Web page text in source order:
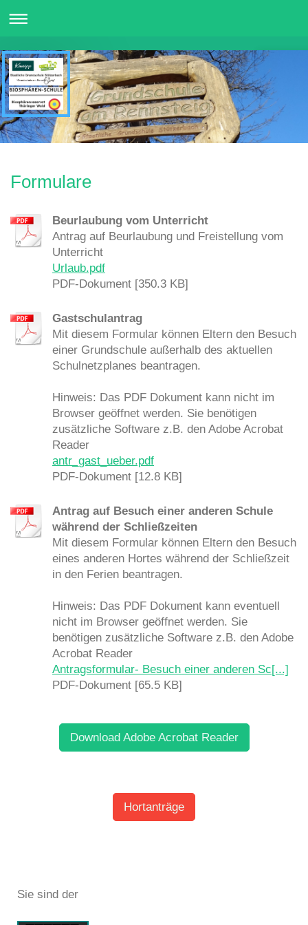
Formulare
Beurlaubung vom Unterricht
Antrag auf Beurlaubung und Freistellung vom
Unterricht
Urlaub.pdf
PDF-Dokument [350.3 KB]
Gastschulantrag
Mit diesem Formular können Eltern den Besuch
einer Grundschule außerhalb des aktuellen
Schulnetzplanes beantragen.
Hinweis: Das PDF Dokument kann nicht im
Browser geöffnet werden. Sie benötigen
zusätzliche Software z.B. den Adobe Acrobat
Reader
antr_gast_ueber.pdf
PDF-Dokument [12.8 KB]
Antrag auf Besuch einer anderen Schule
während der Schließzeiten
Mit diesem Formular können Eltern den Besuch
eines anderen Hortes während der Schließzeit
in den Ferien beantragen.
Hinweis: Das PDF Dokument kann eventuell
nicht im Browser geöffnet werden. Sie
benötigen zusätzliche Software z.B. den Adobe
Acrobat Reader
Antragsformular- Besuch einer anderen Sc[...]
PDF-Dokument [65.5 KB]
Download Adobe Acrobat Reader
Hortanträge
Sie sind der